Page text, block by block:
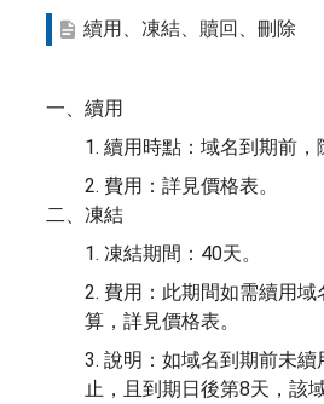
續用、凍結、贖回、刪除
一、續用
1. 續用時點：域名到期前，
2. 費用：詳見價格表。
二、凍結
1. 凍結期間：40天。
2. 費用：此期間如需續用
算，詳見價格表。
3. 說明：如域名到期前未
止，且到期日後第8天，該